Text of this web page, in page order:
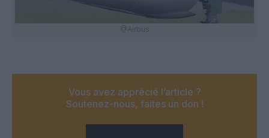
@Airbus
Vous avez apprécié l’article ?
Soutenez-nous, faites un don !